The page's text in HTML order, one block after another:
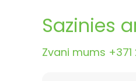
Sazinies
Zvani mums